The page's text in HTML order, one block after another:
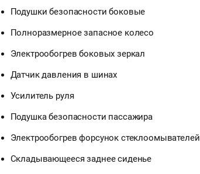
Подушки безопасности боковые
Полноразмерное запасное колесо
Электрообогрев боковых зеркал
Датчик давления в шинах
Усилитель руля
Подушка безопасности пассажира
Электрообогрев форсунок стеклоомывателей
Складывающееся заднее сиденье